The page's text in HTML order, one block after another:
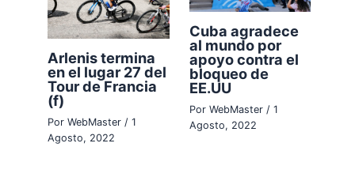
Arlenis termina
en el lugar 27 del
Tour de Francia
(f)
PorWebMaster /1
Agosto, 2022
Cuba agradece
al mundo por
apoyo contra el
bloqueo de
EE.UU
Por WebMaster / 1
Agosto, 2022